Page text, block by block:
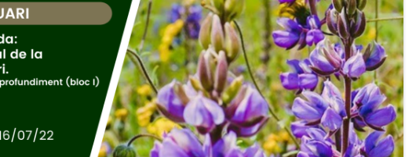
n
o
b
o
t
à
n
i
c
a
a
p
l
i